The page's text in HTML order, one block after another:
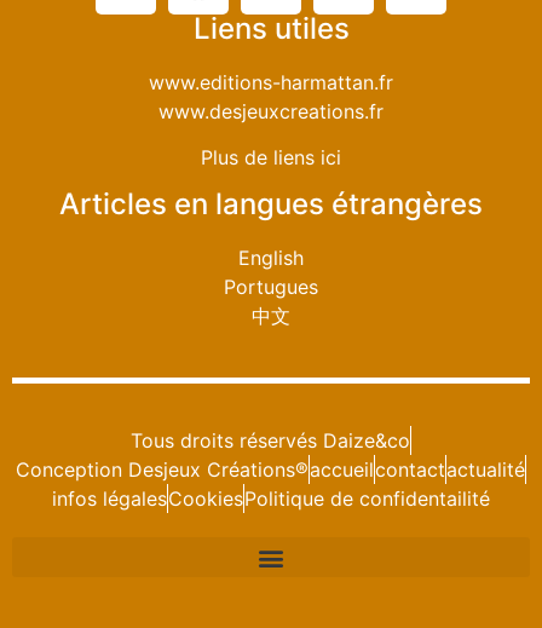
Liens utiles
www.editions-harmattan.fr
www.desjeuxcreations.fr
Plus de liens ici
Articles en langues étrangères
English
Portugues
中文
Tous droits réservés Daize&co
Conception Desjeux Créations®accueilcontactactualité
infos légalesCookiesPolitique de confidentailité